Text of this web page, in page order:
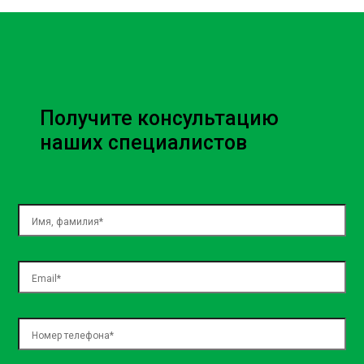
Когда следует производить
замену масла в раздаточной
коробке?
производителя автомобиля. Обычно это каждые 40-60
тысяч километров пробега. Однако если вы замечаете
переключением передач, следует обратиться в СТО для
диагностики и, возможно, замены масла.
Процедура замены масла в
раздаточной коробке
Получите консультацию
наших специалистов